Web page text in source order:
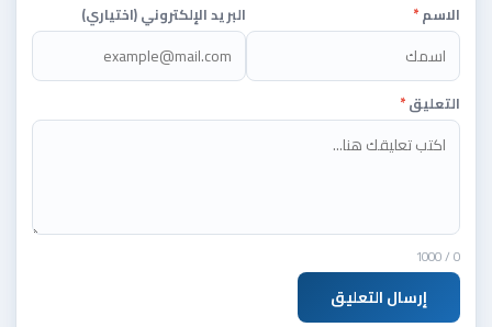
الاسم* البريد الإلكتروني (اختياري)
التعليق*
0
/ 1000
إرسال التعليق